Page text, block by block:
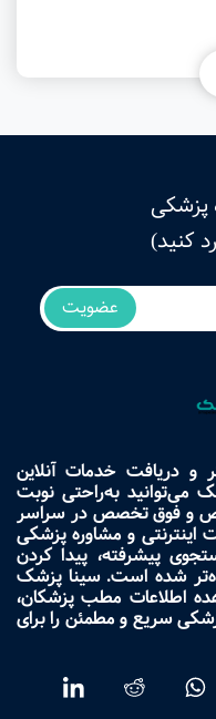
پزشکی
کنید)
عضویت
و دریافت خدمات آنلاین
می‌توانید به‌راحتی نوبت
و فوق تخصص در سراسر
اینترنتی و مشاوره پزشکی
پیشرفته، پیدا کردن
شده است. سینا پزشک
اطلاعات مطب پزشکان،
سریع و مطمئن را برای